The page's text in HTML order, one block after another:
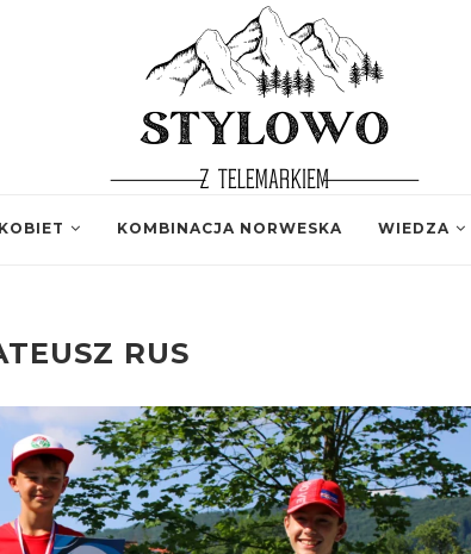
KOMBINACJA NORWESKA WIEDZA
RUS